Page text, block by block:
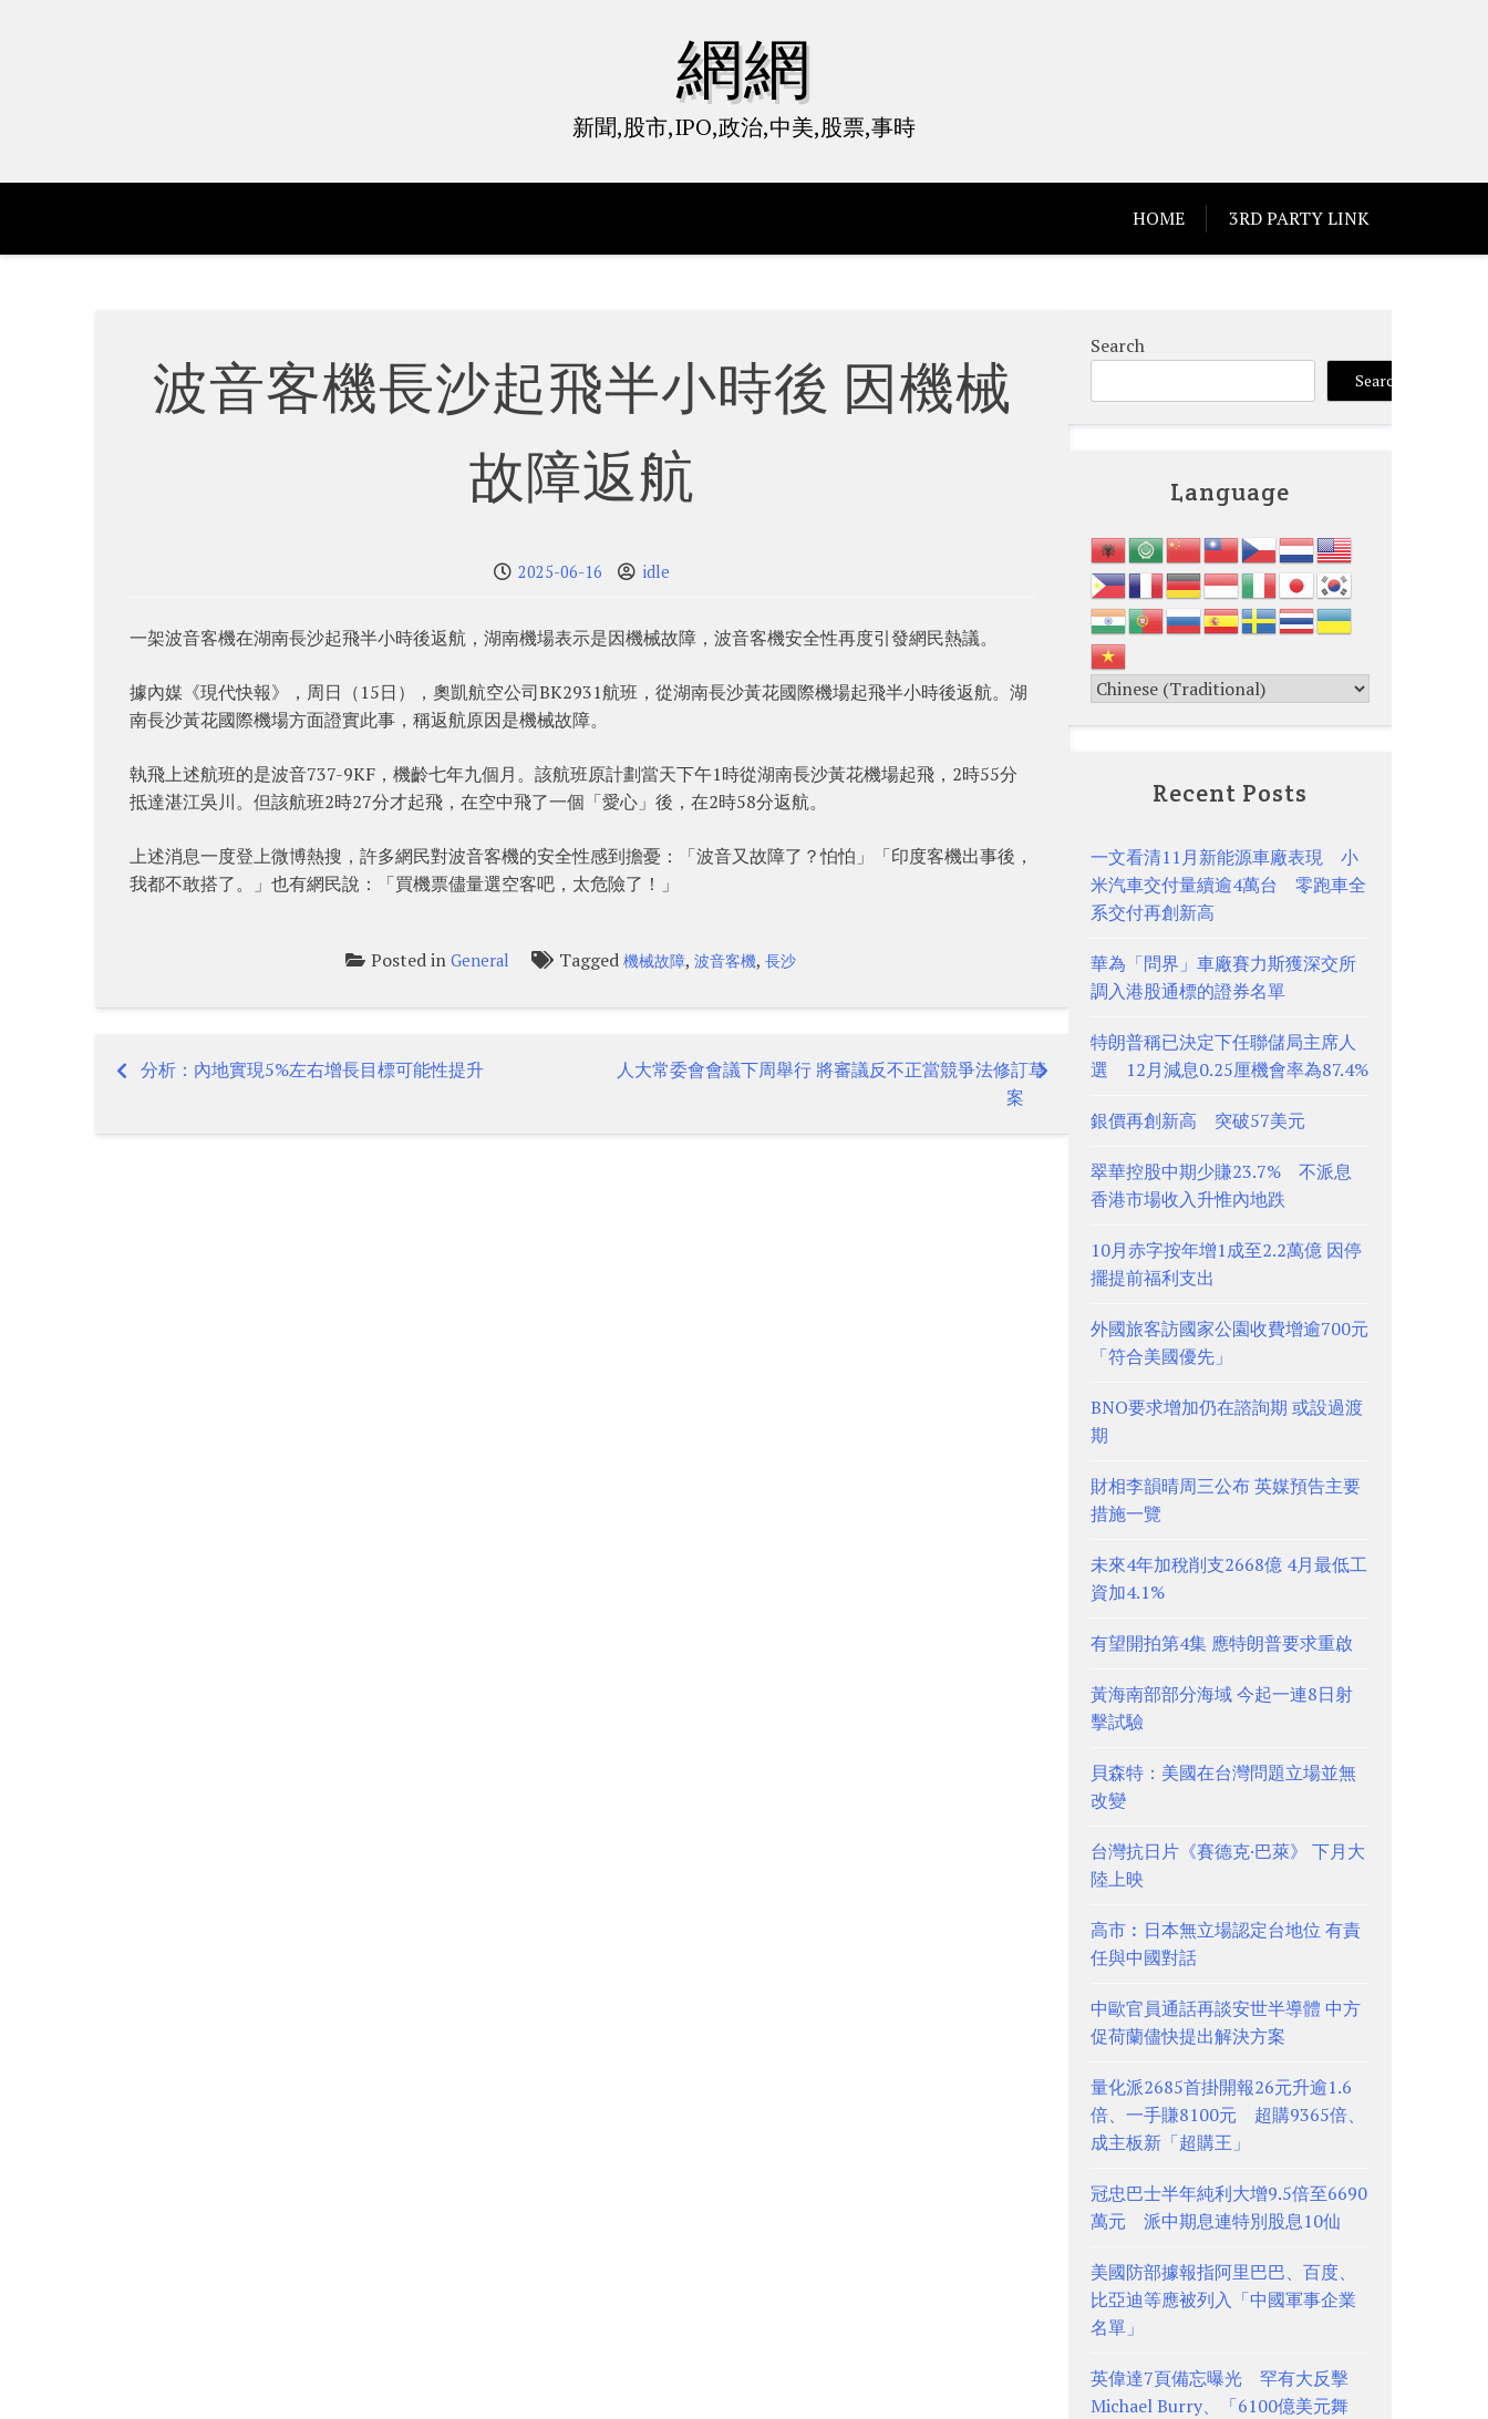
網網
新聞,股市,IPO,政治,中美,股票,事時
HOME 3RD PARTY LINK
波音客機長沙起飛半小時後 因機械
故障返航
2025-06-16 idle
一架波音客機在湖南長沙起飛半小時後返航，湖南機場表示是因機械故障，波音客機安全性再度引發網民熱議。
據內媒《現代快報》，周日（15日），奧凱航空公司BK2931航班，從湖南長沙黃花國際機場起飛半小時後返航。湖
南長沙黃花國際機場方面證實此事，稱返航原因是機械故障。
執飛上述航班的是波音737-9KF，機齡七年九個月。該航班原計劃當天下午1時從湖南長沙黃花機場起飛，2時55分
抵達湛江吳川。但該航班2時27分才起飛，在空中飛了一個「愛心」後，在2時58分返航。
上述消息一度登上微博熱搜，許多網民對波音客機的安全性感到擔憂：「波音又故障了？怕怕」「印度客機出事後，
我都不敢搭了。」也有網民說：「買機票儘量選空客吧，太危險了！」
Posted inGeneral Tagged機械故障,波音客機,長沙
Post
navigation
分析：內地實現5%左右增長目標可能性提升
人大常委會會議下周舉行 將審議反不正當競爭法修訂草
案
Search
Search
Language
Recent Posts
一文看清11月新能源車廠表現 小
米汽車交付量續逾4萬台 零跑車全
系交付再創新高
華為「問界」車廠賽力斯獲深交所
調入港股通標的證券名單
特朗普稱已決定下任聯儲局主席人
選 12月減息0.25厘機會率為87.4%
銀價再創新高 突破57美元
翠華控股中期少賺23.7% 不派息
香港市場收入升惟內地跌
10月赤字按年增1成至2.2萬億 因停
擺提前福利支出
外國旅客訪國家公園收費增逾700元
「符合美國優先」
BNO要求增加仍在諮詢期 或設過渡
期
財相李韻晴周三公布 英媒預告主要
措施一覽
未來4年加稅削支2668億 4月最低工
資加4.1%
有望開拍第4集 應特朗普要求重啟
黃海南部部分海域 今起一連8日射
擊試驗
貝森特：美國在台灣問題立場並無
改變
台灣抗日片《賽德克·巴萊》 下月大
陸上映
高市︰日本無立場認定台地位 有責
任與中國對話
中歐官員通話再談安世半導體 中方
促荷蘭儘快提出解決方案
量化派2685首掛開報26元升逾1.6
倍、一手賺8100元 超購9365倍、
成主板新「超購王」
冠忠巴士半年純利大增9.5倍至6690
萬元 派中期息連特別股息10仙
美國防部據報指阿里巴巴、百度、
比亞迪等應被列入「中國軍事企業
名單」
英偉達7頁備忘曝光 罕有大反擊
Michael Burry、「6100億美元舞